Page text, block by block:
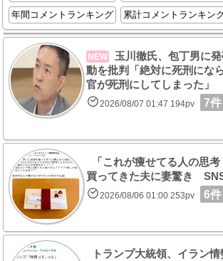
年間コメントランキング
累計コメントランキン
NEW
玉川徹氏、包丁男に
動を批判「絶対に死刑にな
官が死刑にしてしまった」
2026/08/07 01:47 194pv 7件
「これが痩せてる人の思
買ってきた夫に妻驚き
2026/08/06 01:00 253pv 6件
トランプ大統領、イラン